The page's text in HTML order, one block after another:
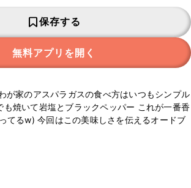
保存する
無料アプリを開く
が家のアスパラガスの食べ方はいつもシンプル
も焼いて岩塩とブラックペッパー これが一番香
てるw) 今回はこの美味しさを伝えるオードブ